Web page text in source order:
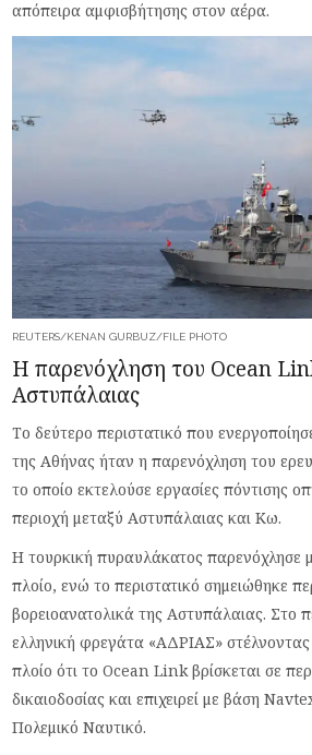
απόπειρα αμφισβήτησης στον αέρα.
REUTERS/KENAN GURBUZ/FILE PHOTO
Η παρενόχληση του Ocean
Αστυπάλαιας
Το δεύτερο περιστατικό που
της Αθήνας ήταν η παρενόχληση του
το οποίο εκτελούσε εργασίες πόντισης
περιοχή μεταξύ Αστυπάλαιας και Κω.
Η τουρκική πυραυλάκατος παρενόχλησε
πλοίο, ενώ το περιστατικό σημειώθηκε
βορειοανατολικά της Αστυπάλαιας. Στο
ελληνική φρεγάτα «AΔΡΙΑΣ»
πλοίο ότι το Ocean Link βρίσκεται σε
δικαιοδοσίας και επιχειρεί με βάση
Πολεμικό Ναυτικό.